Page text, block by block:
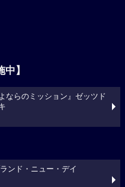
】
ならのミッション』ゼッツド
ンド・ニュー・デイ